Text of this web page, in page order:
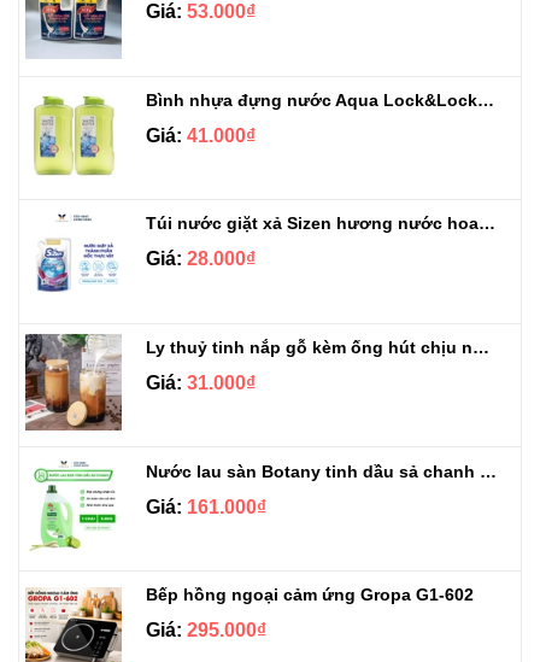
Giá: 53.000₫
Bình nhựa đựng nước Aqua Lock&Lock 2.1L
Giá: 41.000₫
Túi nước giặt xả Sizen hương nước hoa 500 ml
Giá: 28.000₫
Ly thuỷ tinh nắp gỗ kèm ống hút chịu nhiệt 500ml
Giá: 31.000₫
Nước lau sàn Botany tinh dầu sả chanh chai 3.9kg
Giá: 161.000₫
Bếp hồng ngoại cảm ứng Gropa G1-602
Giá: 295.000₫